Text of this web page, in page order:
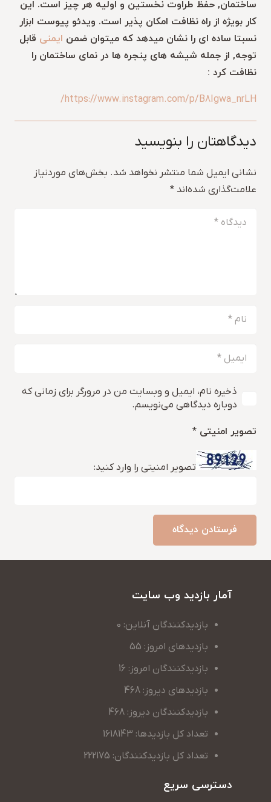
ساختمان, حفظ طراوت نخستین و اولیه هر چیز است. این
کار بویژه از راه نظافت امکان پذیر است. ویدئو پیوست ابزار
نسبتا ساده ای را نشان میدهد که میتوان ضمن ایمنی قابل
توجه, از جمله شیشه های پنجره ها در نمای ساختمان را
نظافت کرد :
https://www.instagram.com/p/B8Igwa_nrLH/
دیدگاهتان را بنویسید
نشانی ایمیل شما منتشر نخواهد شد. بخش‌های موردنیاز
علامت‌گذاری شده‌اند *
ذخیره نام، ایمیل و وبسایت من در مرورگر برای زمانی که
دوباره دیدگاهی می‌نویسم.
تصویر امنیتی *
تصویر امنیتی را وارد کنید:
فرستادن دیدگاه
آمار بازدید وب سایت
بازدیدکنندگان آنلاین: 0
بازدیدهای امروز: 55
بازدیدکنندگان امروز: 16
بازدیدهای دیروز: 468
بازدیدکنندگان دیروز: 468
تعداد کل بازدیدها: 1618143
تعداد کل بازدیدکنندگان: 222175
دسترسی سریع